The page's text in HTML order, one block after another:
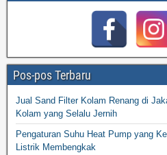
Pos-pos Terbaru
Jual Sand Filter Kolam Renang di
Kolam yang Selalu Jernih
Pengaturan Suhu Heat Pump yang
Listrik Membengkak